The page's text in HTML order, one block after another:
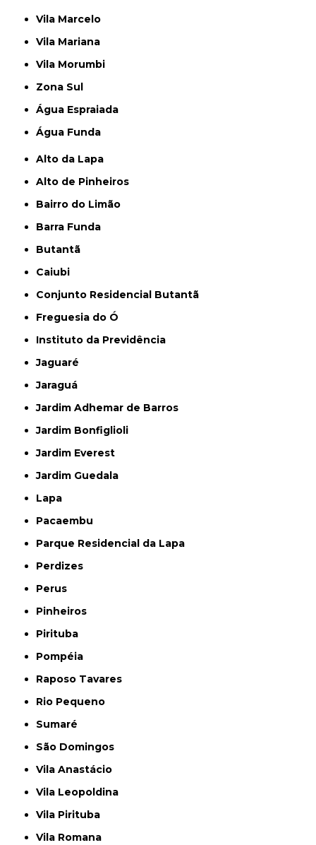
Vila Marcelo
Vila Mariana
Vila Morumbi
Zona Sul
Água Espraiada
Água Funda
Alto da Lapa
Alto de Pinheiros
Bairro do Limão
Barra Funda
Butantã
Caiubi
Conjunto Residencial Butantã
Freguesia do Ó
Instituto da Previdência
Jaguaré
Jaraguá
Jardim Adhemar de Barros
Jardim Bonfiglioli
Jardim Everest
Jardim Guedala
Lapa
Pacaembu
Parque Residencial da Lapa
Perdizes
Perus
Pinheiros
Pirituba
Pompéia
Raposo Tavares
Rio Pequeno
Sumaré
São Domingos
Vila Anastácio
Vila Leopoldina
Vila Pirituba
Vila Romana